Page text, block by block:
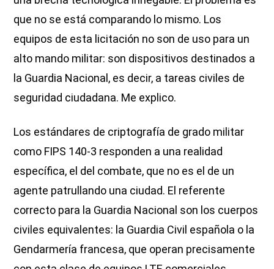
que no se está comparando lo mismo. Los
equipos de esta licitación no son de uso para un
alto mando militar: son dispositivos destinados a
la Guardia Nacional, es decir, a tareas civiles de
seguridad ciudadana. Me explico.
Los estándares de criptografía de grado militar
como FIPS 140-3 responden a una realidad
específica, el del combate, que no es el de un
agente patrullando una ciudad. El referente
correcto para la Guardia Nacional son los cuerpos
civiles equivalentes: la Guardia Civil española o la
Gendarmería francesa, que operan precisamente